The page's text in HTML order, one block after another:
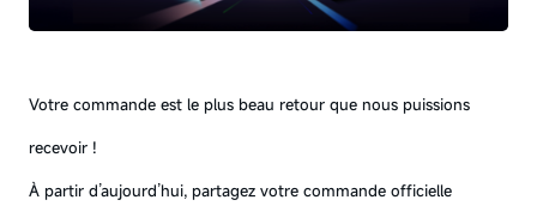
Votre commande est le plus beau retour que nous puissions
recevoir !
À partir d’aujourd’hui, partagez votre commande officielle